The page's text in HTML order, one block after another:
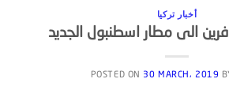
أخبار تركيا
POSTED ON 30 MARCH، 2019